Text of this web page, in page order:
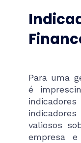
Para uma
é
valiosos
empresa